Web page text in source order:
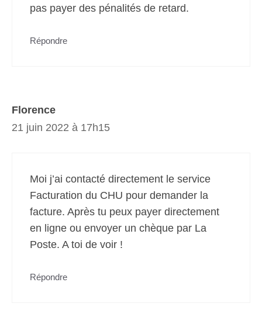
pas payer des pénalités de retard.
Répondre
Florence
21 juin 2022 à 17h15
Moi j’ai contacté directement le service
Facturation du CHU pour demander la
facture. Après tu peux payer directement
en ligne ou envoyer un chèque par La
Poste. A toi de voir !
Répondre